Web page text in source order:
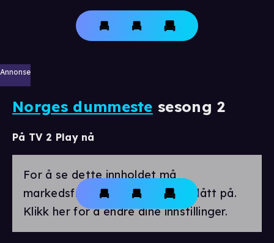
Annonse
Norges dummeste sesong 2
På TV 2 Play nå
For å se dette innholdet må
markedsførings-cookies være slått på.
Klikk her for å endre dine innstillinger.